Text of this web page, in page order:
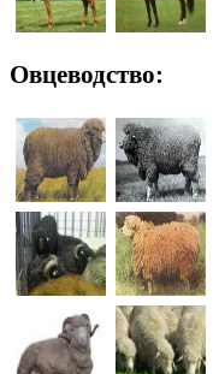
Овцеводство: